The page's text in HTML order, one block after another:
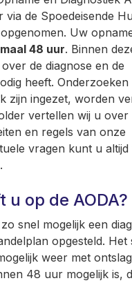
via de Spoedeisende
Uw
48 uur. Binnen
de diagnose en de
heeft. Onderzoeken
zijn ingezet, worden
vertellen wij u over
en regels van onze
vragen kunt u altijd
u op de AODA?
snel mogelijk een
opgesteld. Het
weer met
48 uur mogelijk is,